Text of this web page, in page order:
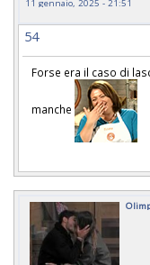
54
Forse era il caso di
manche